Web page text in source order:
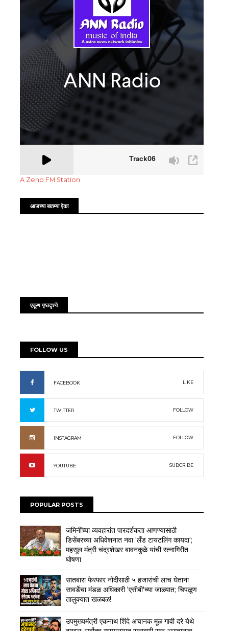
A Zeno.FM Station
आजच्या बातम्या ऐका
एकूण पृष्ठदृश्ये
FOLLOW US
FACEBOOK LIKE
TWITTER FOLLOW
INSTAGRAM FOLLOW
YOUTUBE SUBCRIBE
POPULAR POSTS
जमिनींच्या व्यवहारांत पारदर्शकता आणण्यासाठी
डिसेंबरच्या अधिवेशनात नवा 'लँड टायटलिंग कायदा';
महसूल मंत्री चंद्रशेखर बावनकुळे यांची रत्नागिरीत
घोषणा
सातबारा फेरफार नोंदीसाठी ५ हजारांची लाच घेताना
सावर्डेचा मंडळ अधिकारी 'एसीबी'च्या जाळ्यात; चिपळूण
तालुक्यात खळबळ!
उपमुख्यमंत्री एकनाथ शिंदे अचानक मूळ गावी दरे येथे